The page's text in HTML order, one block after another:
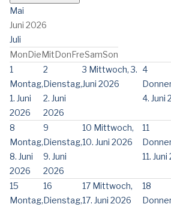
Mai
Juni 2026
Juli
MonDieMitDonFreSamSon
1
Montag,
1. Juni
2026
2
Dienstag,
2. Juni
2026
3 Mittwoch, 3.
Juni 2026
4
4. Juni
8
Montag,
8. Juni
2026
9
Dienstag,
9. Juni
2026
10 Mittwoch,
10. Juni 2026
11
11.
15
Montag,
16
Dienstag,
17 Mittwoch,
17. Juni 2026
18